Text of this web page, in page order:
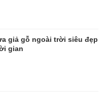
giả gỗ ngoài trời siêu đẹp
gian